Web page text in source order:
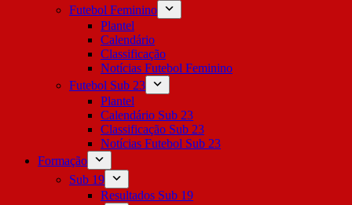
Futebol Feminino
Plantel
Calendário
Classificação
Notícias Futebol Feminino
Futebol Sub 23
Plantel
Calendário Sub 23
Classificação Sub 23
Notícias Futebol Sub 23
Formação
Sub 19
Resultados Sub 19